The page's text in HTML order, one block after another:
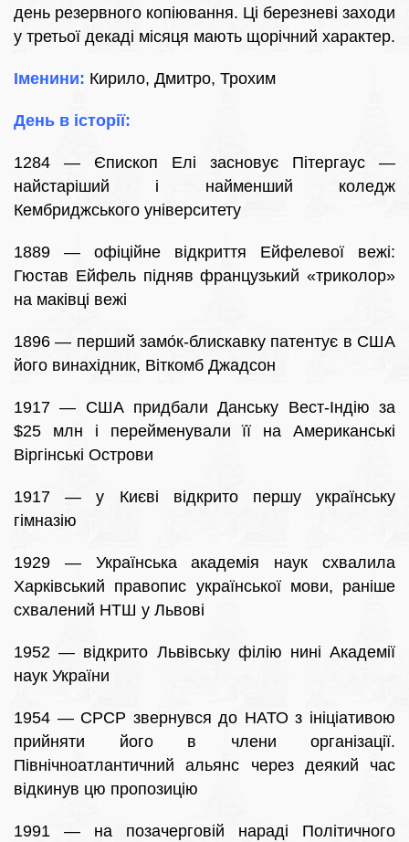
день резервного копіювання. Ці березневі заходи
у третьої декаді місяця мають щорічний характер.
Іменини: Кирило, Дмитро, Трохим
День в історії:
1284 — Єпископ Елі засновує Пітергаус —
найстаріший і найменший коледж
Кембриджського університету
1889 — офіційне відкриття Ейфелевої вежі:
Гюстав Ейфель підняв французький «триколор»
на маківці вежі
1896 — перший замо́к-блискавку патентує в США
його винахідник, Віткомб Джадсон
1917 — США придбали Данську Вест-Індію за
$25 млн і перейменували її на Американські
Віргінські Острови
1917 — у Києві відкрито першу українську
гімназію
1929 — Українська академія наук схвалила
Харківський правопис української мови, раніше
схвалений НТШ у Львові
1952 — відкрито Львівську філію нині Академії
наук України
1954 — СРСР звернувся до НАТО з ініціативою
прийняти його в члени організації.
Північноатлантичний альянс через деякий час
відкинув цю пропозицію
1991 — на позачерговій нараді Політичного